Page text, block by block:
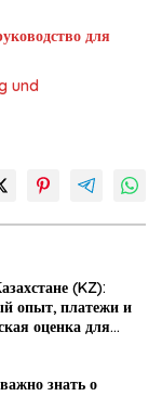
для
und
(KZ):
опыт, платежи и
оценка для
знать о